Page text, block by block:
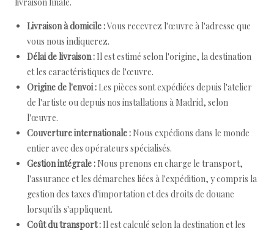
Livraison à domicile :Vous recevrez l'œuvre à l'adresse que
vous nous indiquerez.
Délai de livraison : Il est estimé selon l'origine, la destination
et les caractéristiques de l'œuvre.
Origine de l'envoi : Les pièces sont expédiées depuis l'atelier
de l'artiste ou depuis nos installations à Madrid, selon
l'œuvre.
Couverture internationale : Nous expédions dans le monde
entier avec des opérateurs spécialisés.
Gestion intégrale : Nous prenons en charge le transport,
l'assurance et les démarches liées à l'expédition, y compris la
gestion des taxes d'importation et des droits de douane
lorsqu'ils s'appliquent.
Coût du transport : Il est calculé selon la destination et les